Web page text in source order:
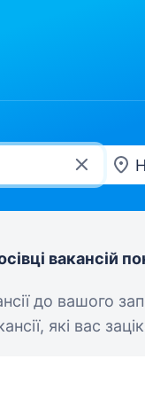
вакансій
до вашого
які вас